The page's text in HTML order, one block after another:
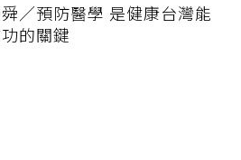
／預防醫學 是健康台灣能
的關鍵